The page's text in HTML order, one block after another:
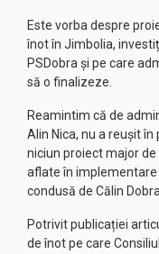
Este vorba despre
înot în Jimbolia,
PSDobra și pe care
să o finalizeze.
Reamintim că de
Alin Nica, nu a reușit
niciun proiect major
aflate în
condusă de Călin
Potrivit publicației
de înot pe care